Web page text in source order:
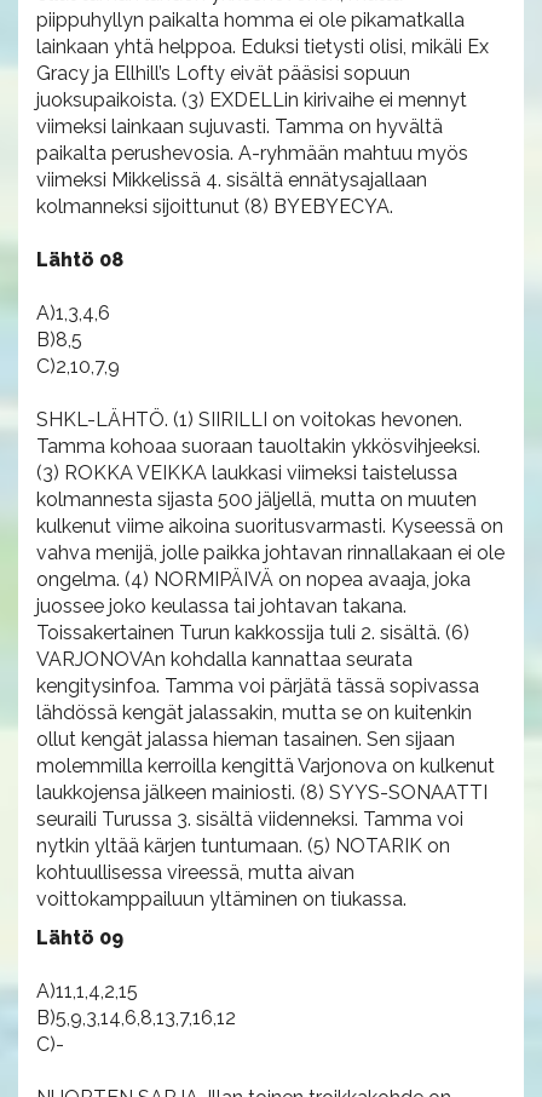
piippuhyllyn paikalta homma ei ole pikamatkalla
lainkaan yhtä helppoa. Eduksi tietysti olisi, mikäli Ex
Gracy ja Ellhill’s Lofty eivät pääsisi sopuun
juoksupaikoista. (3) EXDELLin kirivaihe ei mennyt
viimeksi lainkaan sujuvasti. Tamma on hyvältä
paikalta perushevosia. A-ryhmään mahtuu myös
viimeksi Mikkelissä 4. sisältä ennätysajallaan
kolmanneksi sijoittunut (8) BYEBYECYA.
Lähtö 08
A)1,3,4,6
B)8,5
C)2,10,7,9
SHKL-LÄHTÖ. (1) SIIRILLI on voitokas hevonen.
Tamma kohoaa suoraan tauoltakin ykkösvihjeeksi.
(3) ROKKA VEIKKA laukkasi viimeksi taistelussa
kolmannesta sijasta 500 jäljellä, mutta on muuten
kulkenut viime aikoina suoritusvarmasti. Kyseessä on
vahva menijä, jolle paikka johtavan rinnallakaan ei ole
ongelma. (4) NORMIPÄIVÄ on nopea avaaja, joka
juossee joko keulassa tai johtavan takana.
Toissakertainen Turun kakkossija tuli 2. sisältä. (6)
VARJONOVAn kohdalla kannattaa seurata
kengitysinfoa. Tamma voi pärjätä tässä sopivassa
lähdössä kengät jalassakin, mutta se on kuitenkin
ollut kengät jalassa hieman tasainen. Sen sijaan
molemmilla kerroilla kengittä Varjonova on kulkenut
laukkojensa jälkeen mainiosti. (8) SYYS-SONAATTI
seuraili Turussa 3. sisältä viidenneksi. Tamma voi
nytkin yltää kärjen tuntumaan. (5) NOTARIK on
kohtuullisessa vireessä, mutta aivan
voittokamppailuun yltäminen on tiukassa.
Lähtö 09
A)11,1,4,2,15
B)5,9,3,14,6,8,13,7,16,12
C)-